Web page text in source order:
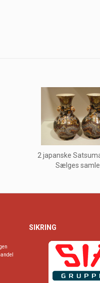
2 japanske
Sælges
SIKRING